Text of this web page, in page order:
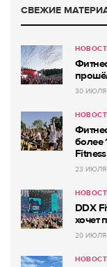
СВЕЖИЕ
30 ИЮЛЯ
более
23 ИЮЛЯ
DDX
хочет
20 ИЮЛЯ